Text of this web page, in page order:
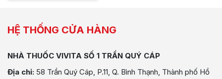
HỆ THỐNG CỬA HÀNG
NHÀ THUỐC VIVITA SỐ 1 TRẦN QUÝ CÁP
Địa chỉ: 58 Trần Quý Cáp, P.11, Q. Bình Thạnh, Thành phố Hồ